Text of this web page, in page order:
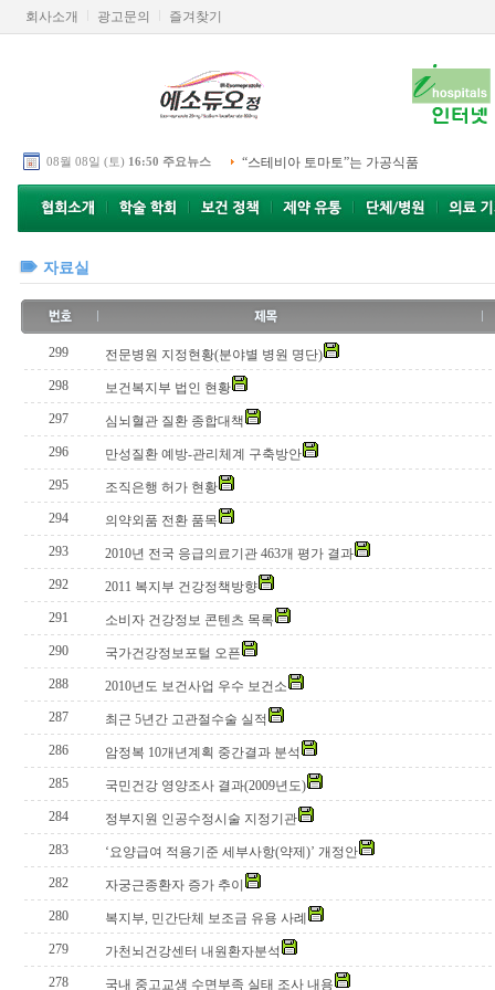
회사소개 광고문의 즐겨찾기
08월 08일 (토) 16:50 주요뉴스 “스테비아 토마토”는 가공식품
자료실
299
전문병원 지정현황(분야별 병원 명단)
298
보건복지부 법인 현황
297
심뇌혈관 질환 종합대책
296
만성질환 예방-관리체계 구축방안
295
조직은행 허가 현황
294
의약외품 전환 품목
293
2010년 전국 응급의료기관 463개 평가 결과
292
2011 복지부 건강정책방향
291
소비자 건강정보 콘텐츠 목록
290
국가건강정보포털 오픈
288
2010년도 보건사업 우수 보건소
287
최근 5년간 고관절수술 실적
286
암정복 10개년계획 중간결과 분석
285
국민건강 영양조사 결과(2009년도)
284
정부지원 인공수정시술 지정기관
283
‘요양급여 적용기준 세부사항(약제)’ 개정안
282
자궁근종환자 증가 추이
280
복지부, 민간단체 보조금 유용 사례
279
가천뇌건강센터 내원환자분석
278
국내 중고교생 수면부족 실태 조사 내용